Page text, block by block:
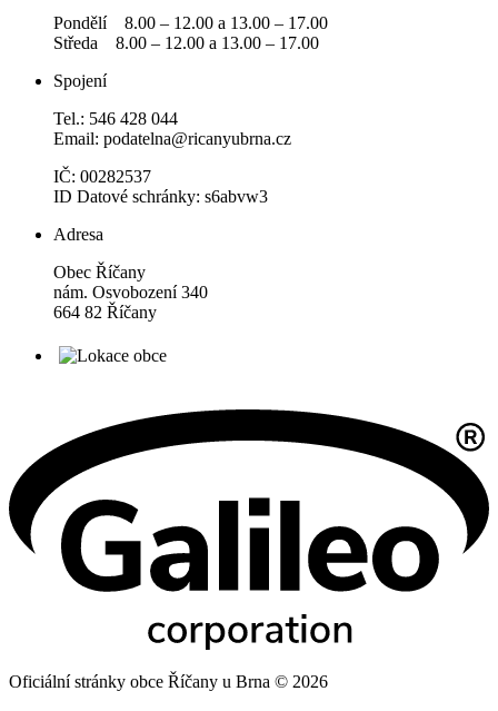
Pondělí 8.00 – 12.00 a 13.00 – 17.00
Středa 8.00 – 12.00 a 13.00 – 17.00
Spojení
Tel.: 546 428 044
Email: podatelna@ricanyubrna.cz
IČ: 00282537
ID Datové schránky: s6abvw3
Adresa
Obec Říčany
nám. Osvobození 340
664 82 Říčany
Oficiální stránky obce Říčany u Brna © 2026